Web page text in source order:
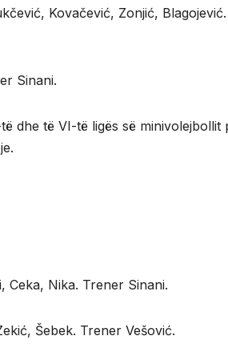
Kovačević, Zonjić, Blagojević.
Sinani.
dhe të VI-të ligës së minivolejbollit
Ceka, Nika. Trener Sinani.
Šebek. Trener Vešović.